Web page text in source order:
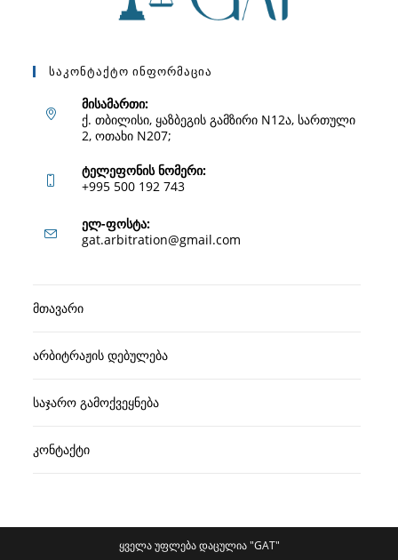
Საკონტაქტო Ინფორმაცია
მისამართი:
ქ. თბილისი, ყაზბეგის გამზირი N12ა, სართული
2, ოთახი N207;
ტელეფონის ნომერი:
+995 500 192 743
in
application
ელ-ფოსტა:
gat.arbitration@gmail.com
მთავარი
არბიტრაჟის დებულება
საჯარო გამოქვეყნება
კონტაქტი
ყველა უფლება დაცულია "GAT"